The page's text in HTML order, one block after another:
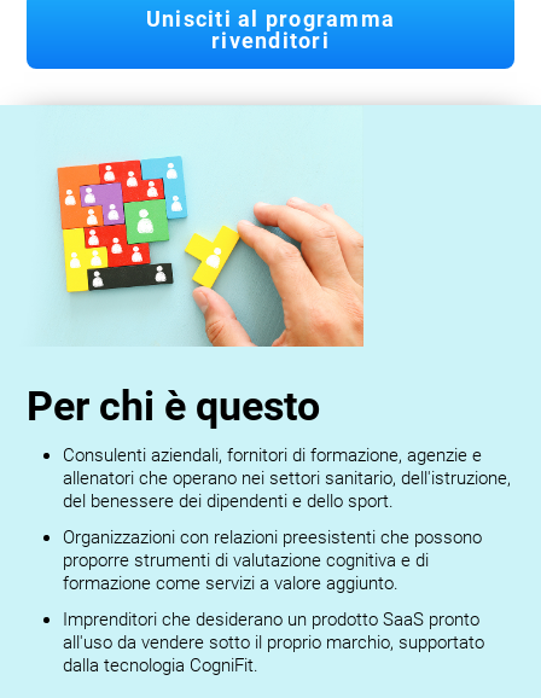
Unisciti al programma
rivenditori
Per chi è questo
Consulenti aziendali, fornitori di formazione, agenzie e
allenatori che operano nei settori sanitario, dell'istruzione,
del benessere dei dipendenti e dello sport.
Organizzazioni con relazioni preesistenti che possono
proporre strumenti di valutazione cognitiva e di
formazione come servizi a valore aggiunto.
Imprenditori che desiderano un prodotto SaaS pronto
all'uso da vendere sotto il proprio marchio, supportato
dalla tecnologia CogniFit.